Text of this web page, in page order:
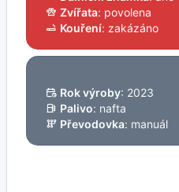
Zvířata: povolena
Kouření: zakázáno
Rok výroby: 2023
Palivo: nafta
Převodovka: manuál